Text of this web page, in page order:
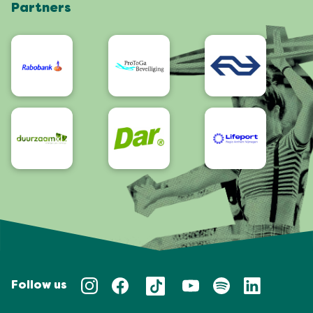
App
Bereikbaarheid/Toegankelijkheid
Partners
Follow us